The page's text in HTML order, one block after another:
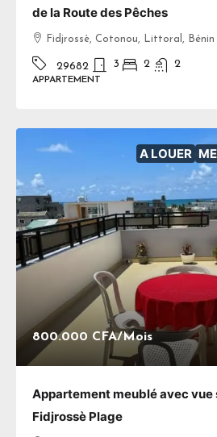
de la Route des Pêches
Fidjrossè, Cotonou, Littoral, Bénin
29682 3 2 2
APPARTEMENT
A LOUER
800.000 CFA/Mois
Appartement meublé avec vue
Fidjrossè Plage